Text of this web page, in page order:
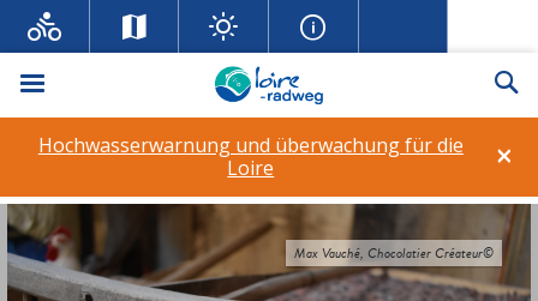
Menü
×
Hochwasserwarnung und überwachung für die
Loire
Max Vauché, Chocolatier Créateur©